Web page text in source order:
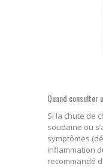
Quand consulter
Si la chute de
soudaine ou
symptômes
inflammation
recommandé